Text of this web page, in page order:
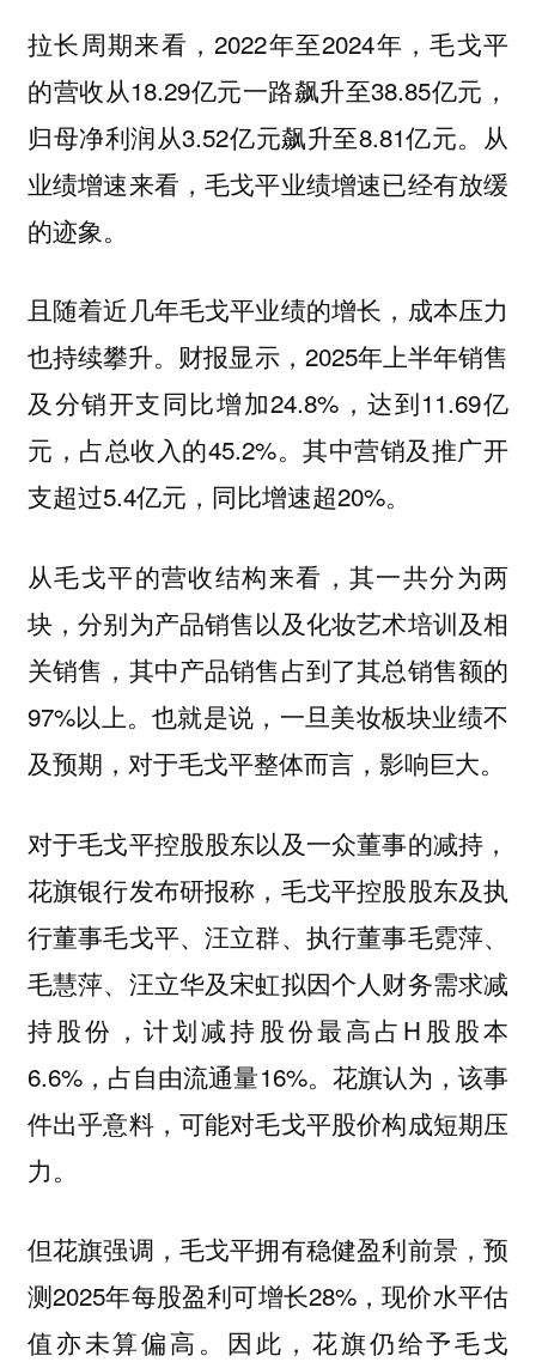
拉长周期来看，2022年至2024年，毛戈平
的营收从18.29亿元一路飙升至38.85亿元，
归母净利润从3.52亿元飙升至8.81亿元。从
业绩增速来看，毛戈平业绩增速已经有放缓
的迹象。
且随着近几年毛戈平业绩的增长，成本压力
也持续攀升。财报显示，2025年上半年销售
及分销开支同比增加24.8%，达到11.69亿
元，占总收入的45.2%。其中营销及推广开
支超过5.4亿元，同比增速超20%。
从毛戈平的营收结构来看，其一共分为两
块，分别为产品销售以及化妆艺术培训及相
关销售，其中产品销售占到了其总销售额的
97%以上。也就是说，一旦美妆板块业绩不
及预期，对于毛戈平整体而言，影响巨大。
对于毛戈平控股股东以及一众董事的减持，
花旗银行发布研报称，毛戈平控股股东及执
行董事毛戈平、汪立群、执行董事毛霓萍、
毛慧萍、汪立华及宋虹拟因个人财务需求减
持股份，计划减持股份最高占H股股本
6.6%，占自由流通量16%。花旗认为，该事
件出乎意料，可能对毛戈平股价构成短期压
力。
但花旗强调，毛戈平拥有稳健盈利前景，预
测2025年每股盈利可增长28%，现价水平估
值亦未算偏高。因此，花旗仍给予毛戈